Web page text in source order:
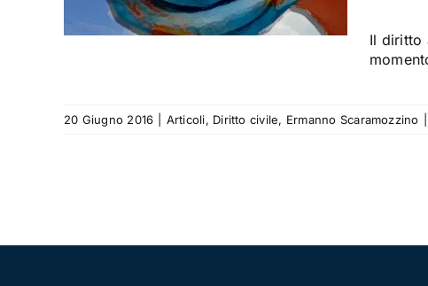
Il diritto
20 Giugno 2016 Articoli, Diritto civile, Ermanno Scaramozzino